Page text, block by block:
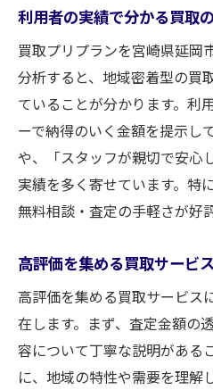
利用者の実績で分かる買取
買取プリプランを宮崎県延岡
分析すると、地域密着型の買
ていることが分かります。利
ーで納得のいく金額を提示し
や、「スタッフが親切で安心
実績を多く寄せています。特
無料相談・査定の手軽さが好
高評価を集める買取サービ
高評価を集める買取サービス
在します。まず、査定金額の
容について丁寧な説明がある
に、地域の特性や需要を理解